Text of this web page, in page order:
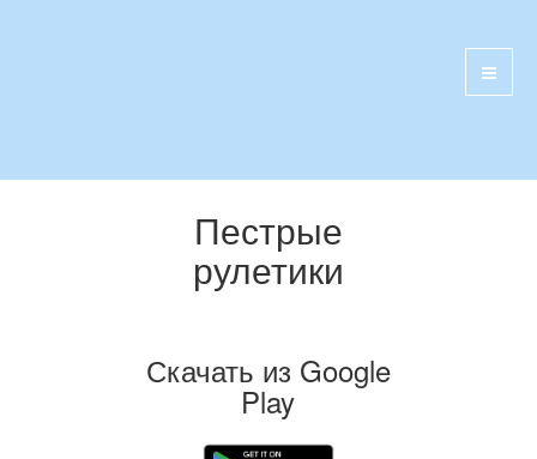
Пестрые
рулетики
Скачать из Google
Play